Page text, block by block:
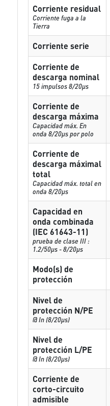
Corriente residual
Corriente fuga a la
Tierra
Corriente serie
Corriente de
descarga nominal
15 impulsos 8/20µs
Corriente de
descarga máxima
Capacidad máx. En
onda 8/20µs por polo
Corriente de
descarga máximal
total
Capacidad máx. total en
onda 8/20µs
Capacidad en
onda combinada
(IEC 61643-11)
prueba de clase III :
1.2/50µs - 8/20µs
Modo(s) de
protección
Nivel de
protección N/PE
@ In (8/20µs)
Nivel de
protección L/PE
@ In (8/20µs)
Corriente de
corto-circuito
admisible